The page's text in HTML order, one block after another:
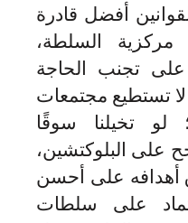
أفضل قادرة
السلطة،
على تجنب الحاجة
لا تستطيع مجتمعات
لو تخيلنا سوقًا
على البلوكتشين،
على أحسن
على سلطات